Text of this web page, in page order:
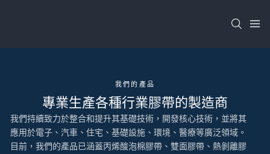
我們的產品
專業生產各種行業膠帶的製造商
我們持續致力於整合和提升其基礎技術，開發核心技術，並將其
應用於電子、汽車、住宅、基礎設施、環境、醫療等廣泛領域。
目前，我們的產品已涵蓋丙烯酸泡棉膠帶、雙面膠帶、熱剝離膠